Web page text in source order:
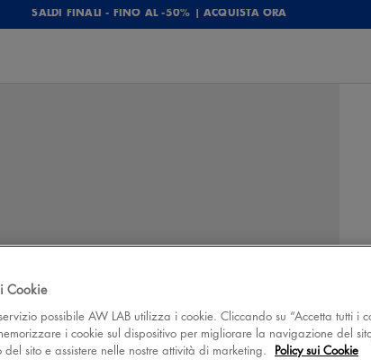
SALDI FINALI - FINO AL -50% | ACQUISTA ORA
Cookie
possibile AW LAB utilizza i cookie. Cliccando su “Accetta tutti i
i cookie sul dispositivo per migliorare la navigazione del
sito e assistere nelle nostre attività di marketing. Policy sui Cookie